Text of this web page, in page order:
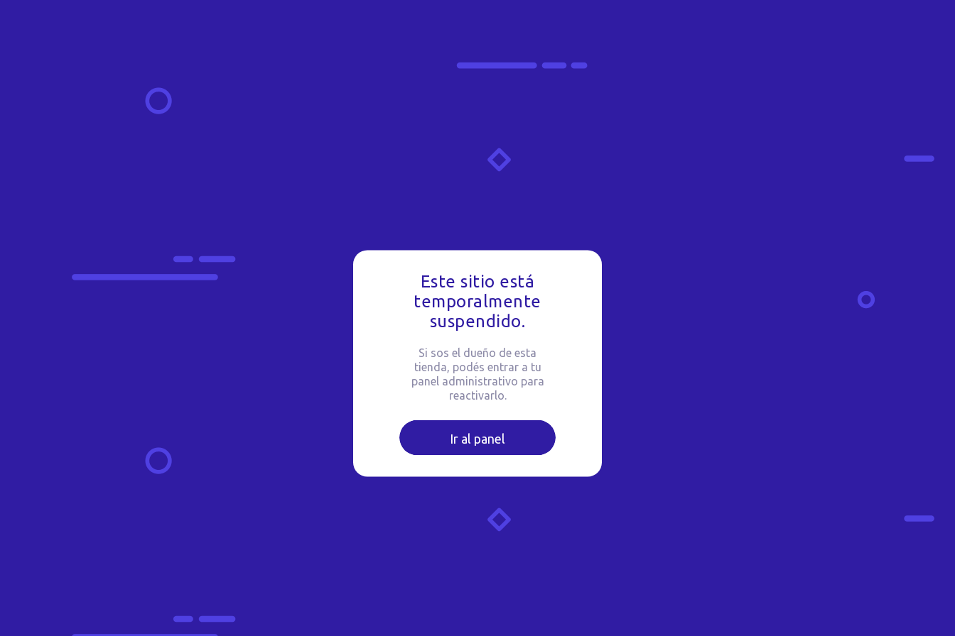
Este sitio está
temporalmente
suspendido.
Si sos el dueño de esta
tienda, podés entrar a tu
panel administrativo para
reactivarlo.
Ir al panel